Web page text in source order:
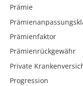
Prämie
Prämienfaktor
Prämienrückgewähr
Private
Progression